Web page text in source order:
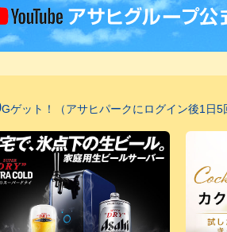
Gゲット！（アサヒパークにログイン後1日5